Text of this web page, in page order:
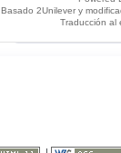
Basado 2Unilever y
Traducción al